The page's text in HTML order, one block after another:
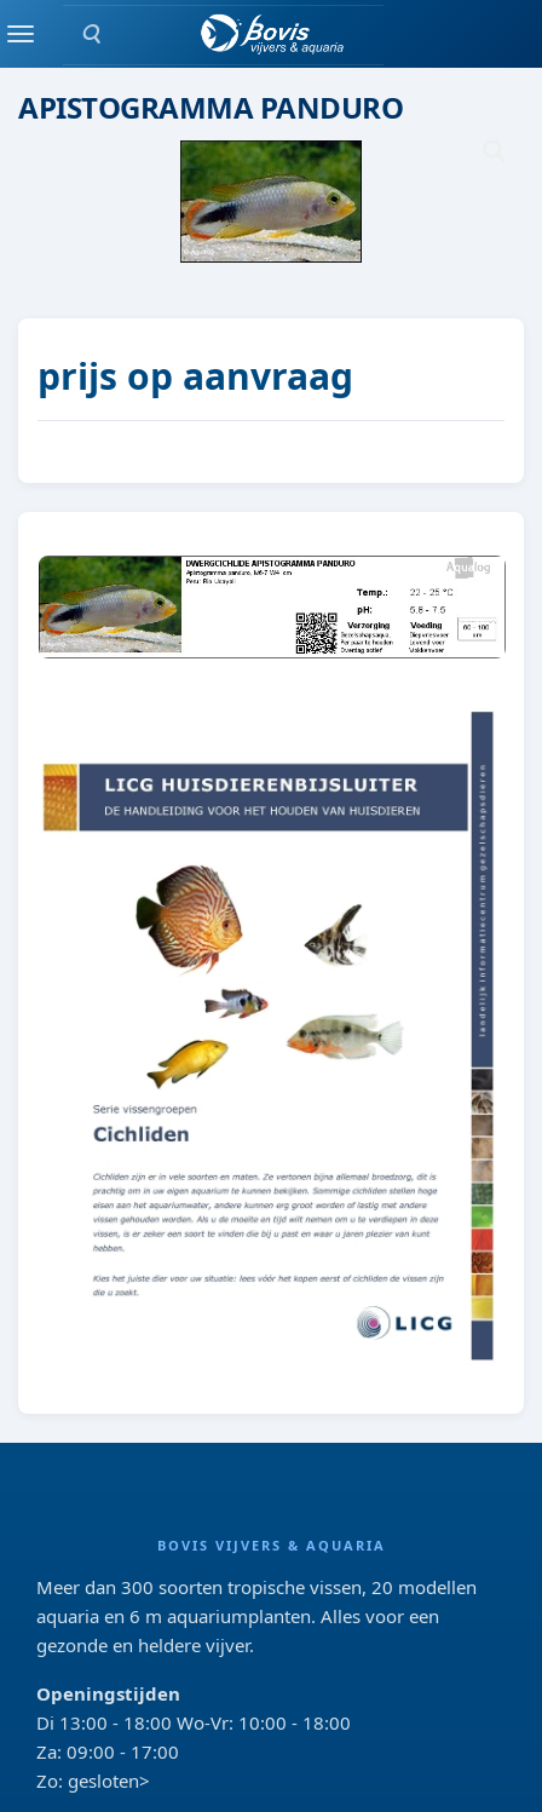
Zoeken
MenuEenlingen / Paren vis
APISTOGRAMMA PANDURO
prijs op aanvraag
BOVIS VIJVERS & AQUARIA
Meer dan 300 soorten tropische vissen, 20 modellen
aquaria en 6 m aquariumplanten. Alles voor een
gezonde en heldere vijver.
Openingstijden
Di 13:00 - 18:00 Wo-Vr: 10:00 - 18:00
Za: 09:00 - 17:00
Zo: gesloten>